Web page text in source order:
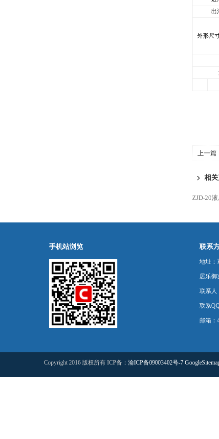
出
外形尺
上一篇
相
ZJD-20
手机站浏览 联系
地址：
居乐御
联系人
联系
邮箱：
Copyright 2016 版权所有 ICP备： 渝ICP备09003402号-7